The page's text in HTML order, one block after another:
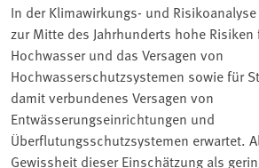
In der Klimawirkungs- und
zur Mitte des Jahrhunderts hohe Risiken
Hochwasser und das Versagen von
Hochwasserschutzsystemen sowie für
damit verbundenes Versagen von
Entwässerungseinrichtungen und
Überflutungsschutzsystemen erwartet.
Gewissheit dieser Einschätzung als